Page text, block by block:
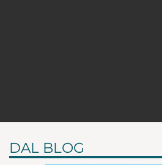
DAL BLOG